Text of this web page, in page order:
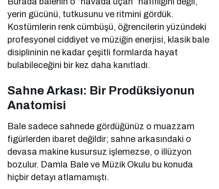
yerin gücünü, tutkusunu ve ritmini gördük.
Kostümlerin renk cümbüşü, öğrencilerin yüzündeki
profesyonel ciddiyet ve müziğin enerjisi, klasik bale
disiplininin ne kadar çeşitli formlarda hayat
bulabileceğini bir kez daha kanıtladı.
Sahne Arkası: Bir Prodüksiyonun
Anatomisi
Bale sadece sahnede gördüğünüz o muazzam
figürlerden ibaret değildir; sahne arkasındaki o
devasa makine kusursuz işlemezse, o illüzyon
bozulur. Damla Bale ve Müzik Okulu bu konuda
hiçbir detayı atlamamıştı.